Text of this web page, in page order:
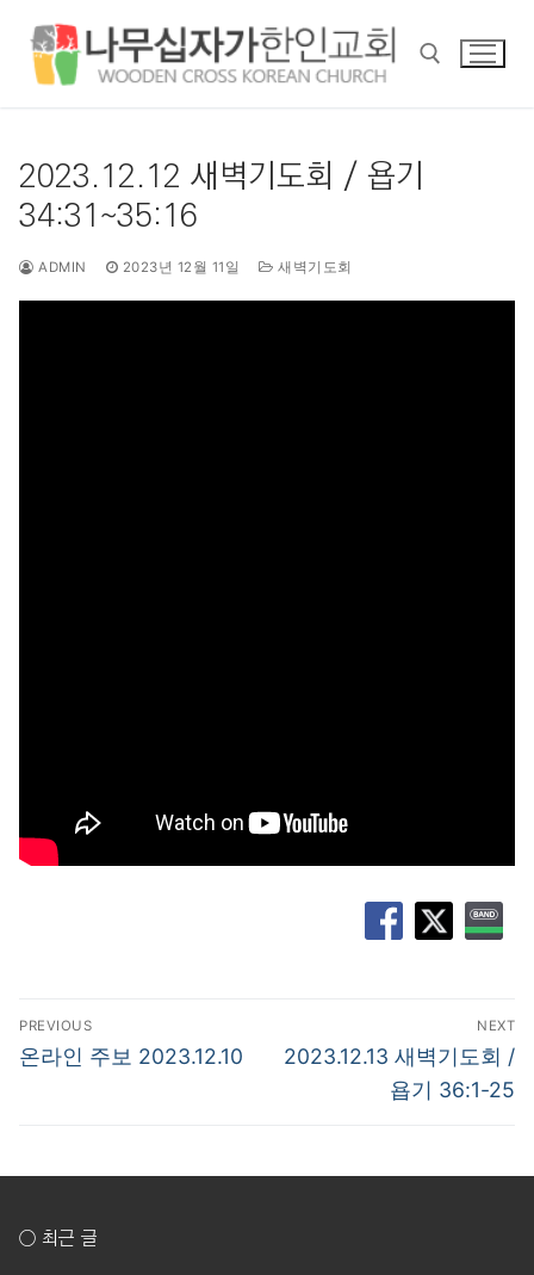
2023.12.12 새벽기도회 / 욥기
34:31~35:16
ADMIN 2023년 12월 11일 새벽기도회
글
탐
PREVIOUS
Previous
온라인 주보 2023.12.10
NEXT
Next
2023.12.13 새벽기도회 /
욥기 36:1-25
○ 최근 글